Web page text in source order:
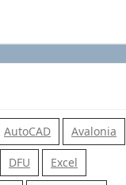
AutoCAD Avalonia
DFU Excel